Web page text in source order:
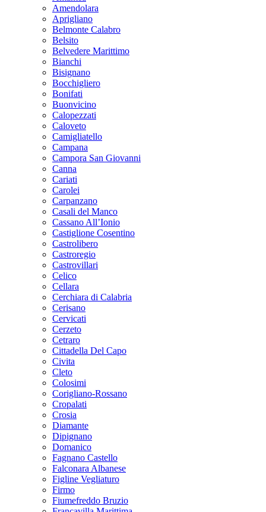
Amendolara
Aprigliano
Belmonte Calabro
Belsito
Belvedere Marittimo
Bianchi
Bisignano
Bocchigliero
Bonifati
Buonvicino
Calopezzati
Caloveto
Camigliatello
Campana
Campora San Giovanni
Canna
Cariati
Carolei
Carpanzano
Casali del Manco
Cassano All’Ionio
Castiglione Cosentino
Castrolibero
Castroregio
Castrovillari
Celico
Cellara
Cerchiara di Calabria
Cerisano
Cervicati
Cerzeto
Cetraro
Cittadella Del Capo
Civita
Cleto
Colosimi
Corigliano-Rossano
Cropalati
Crosia
Diamante
Dipignano
Domanico
Fagnano Castello
Falconara Albanese
Figline Vegliaturo
Firmo
Fiumefreddo Bruzio